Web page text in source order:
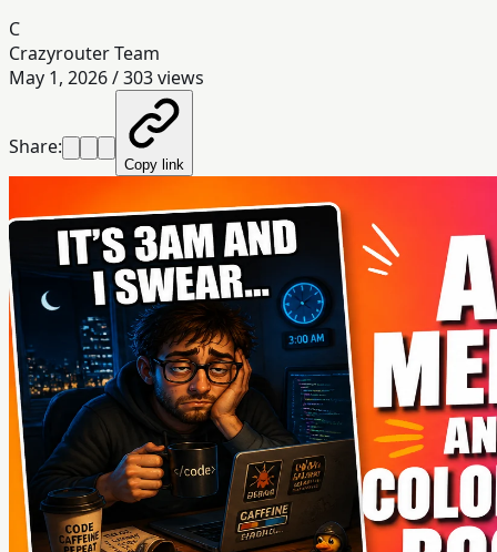
C
Crazyrouter Team
May 1, 2026/303views
Share:
Copy link